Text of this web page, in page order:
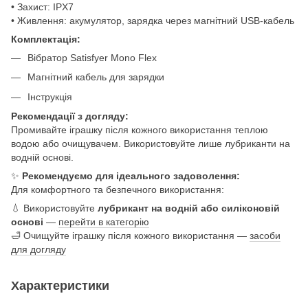
• Захист: IPX7
• Живлення: акумулятор, зарядка через магнітний USB-кабель
Комплектація:
Вібратор Satisfyer Mono Flex
Магнітний кабель для зарядки
Інструкція
Рекомендації з догляду:
Промивайте іграшку після кожного використання теплою
водою або очищувачем. Використовуйте лише лубриканти на
водній основі.
✨ Рекомендуємо для ідеального задоволення:
Для комфортного та безпечного використання:
💧 Використовуйте лубрикант на водній або силіконовій
основі — перейти в категорію
🛁 Очищуйте іграшку після кожного використання — засоби
для догляду
Характеристики